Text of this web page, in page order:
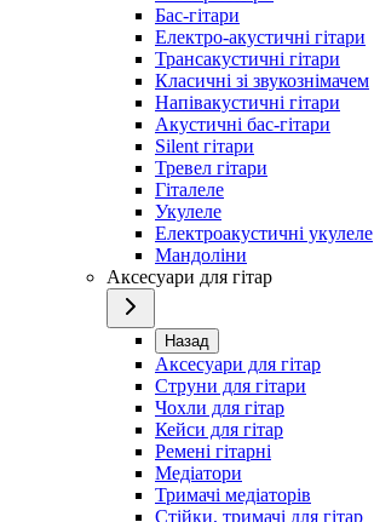
Бас-гітари
Електро-акустичні гітари
Трансакустичні гітари
Класичні зі звукознімачем
Напівакустичні гітари
Акустичні бас-гітари
Silent гітари
Тревел гітари
Гіталеле
Укулеле
Електроакустичні укулеле
Мандоліни
Аксесуари для гітар
Назад
Аксесуари для гітар
Струни для гітари
Чохли для гітар
Кейси для гітар
Ремені гітарні
Медіатори
Тримачі медіаторів
Стійки, тримачі для гітар